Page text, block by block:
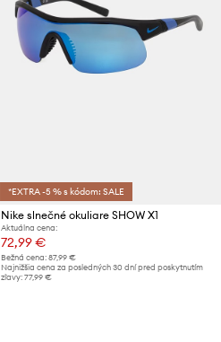
*EXTRA -5 % s kódom: SALE
Nike slnečné okuliare SHOW X1
Aktuálna cena:
72,99 €
Bežná cena: 87,99 €
Najnižšia cena za posledných 30 dní pred poskytnutím
zľavy: 77,99 €